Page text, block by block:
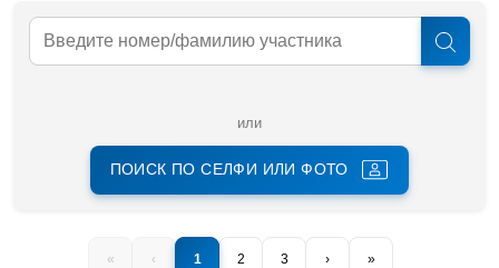
или
ПОИСК ПО СЕЛФИ ИЛИ ФОТО
« ‹ 1 2 3 › »